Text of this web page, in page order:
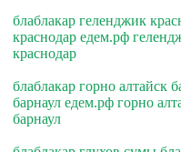
блаблакар геленджик
краснодар едем.рф
краснодар
блаблакар горно алтайск
барнаул едем.рф горно
барнаул